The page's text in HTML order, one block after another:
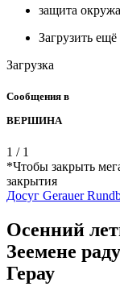
защита
Загрузить ещё
Загрузка
Сообщения в
ВЕРШИНА
1 / 1
*Чтобы закрыть
закрытия
Досуг Gerauer
Осенний
Зеемене
Герау